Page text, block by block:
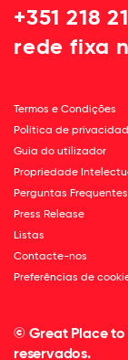
+351 218
rede fixa
Termos e Condições
Política de
Guia do utilizador
Propriedade
Perguntas Frequentes
Press Release
Listas
Contacte-nos
Preferências de
© Great Place to
reservados.